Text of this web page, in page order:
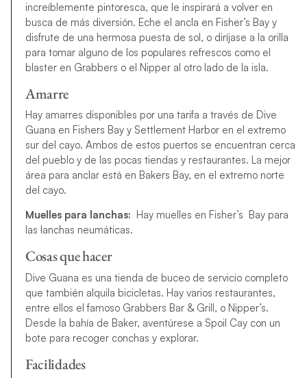
increíblemente pintoresca, que le inspirará a volver en
busca de más diversión. Eche el ancla en Fisher’s Bay y
disfrute de una hermosa puesta de sol, o diríjase a la orilla
para tomar alguno de los populares refrescos como el
blaster en Grabbers o el Nipper al otro lado de la isla.
Amarre
Hay amarres disponibles por una tarifa a través de Dive
Guana en Fishers Bayy Settlement Harboren el extremo
sur del cayo. Ambos de estos puertos se encuentran cerca
del pueblo y de las pocas tiendas y restaurantes. La mejor
área para anclar está en Bakers Bay, en el extremo norte
del cayo.
Muelles para lanchas: Hay muelles en Fisher’s Bay para
las lanchas neumáticas.
Cosas que hacer
Dive Guana es una tienda de buceo de servicio completo
que también alquila bicicletas. Hay varios restaurantes,
entre ellos el famoso Grabbers Bar & Grill, o Nipper’s.
Desde la bahía de Baker, aventúrese a Spoil Cay con un
bote para recoger conchas y explorar.
Facilidades